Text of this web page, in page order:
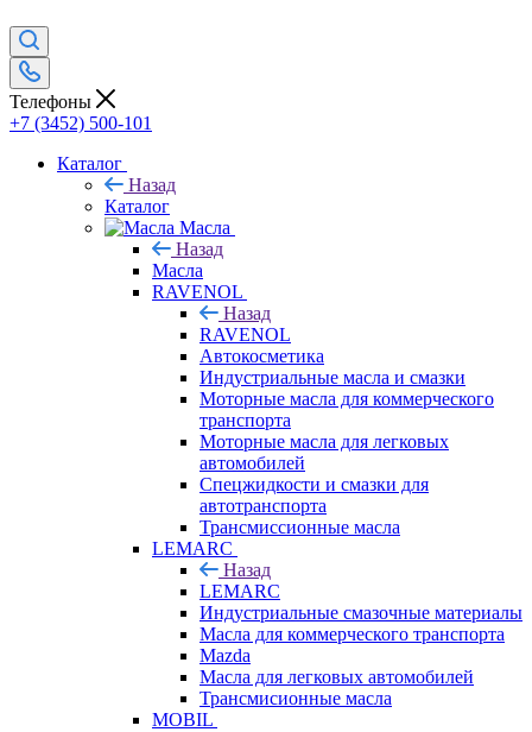
Телефоны
+7 (3452) 500-101
Каталог
Назад
Каталог
Масла
Назад
Масла
RAVENOL
Назад
RAVENOL
Автокосметика
Индустриальные масла и смазки
Моторные масла для коммерческого
транспорта
Моторные масла для легковых
автомобилей
Спецжидкости и смазки для
автотранспорта
Трансмиссионные масла
LEMARC
Назад
LEMARC
Индустриальные смазочные материалы
Масла для коммерческого транспорта
Mazda
Масла для легковых автомобилей
Трансмисионные масла
MOBIL